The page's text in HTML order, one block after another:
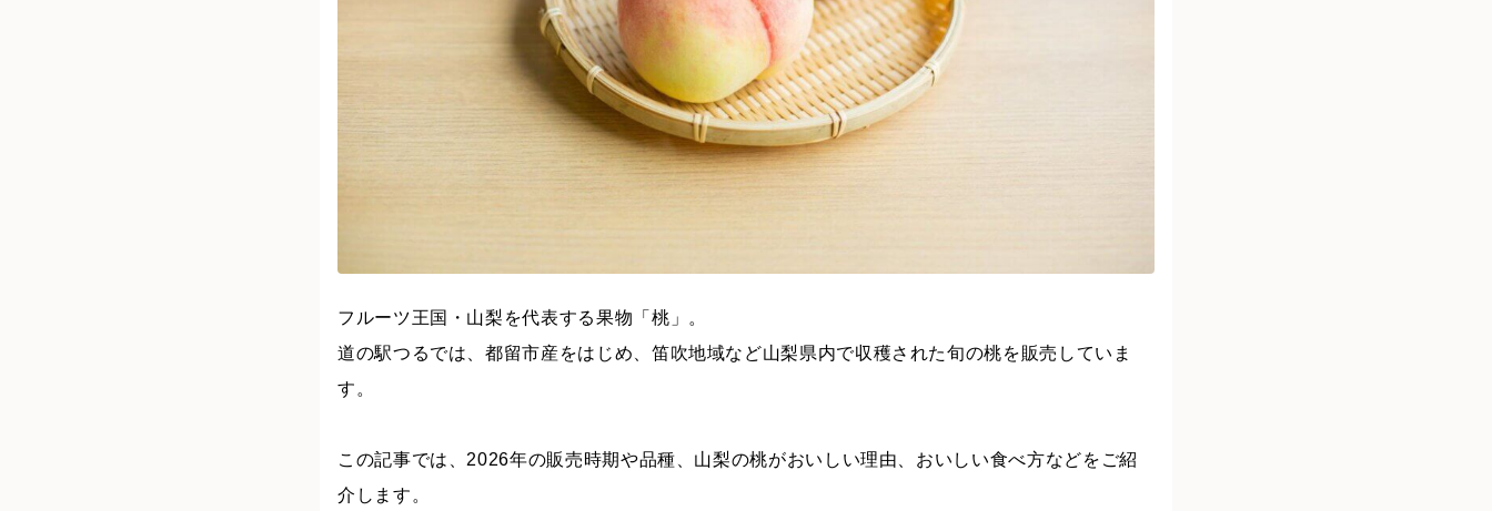
フルーツ王国・山梨を代表する果物「桃」。
道の駅つるでは、都留市産をはじめ、笛吹地域など山梨県内で収穫された旬の桃を販売していま
す。
この記事では、2026年の販売時期や品種、山梨の桃がおいしい理由、おいしい食べ方などをご紹
介します。